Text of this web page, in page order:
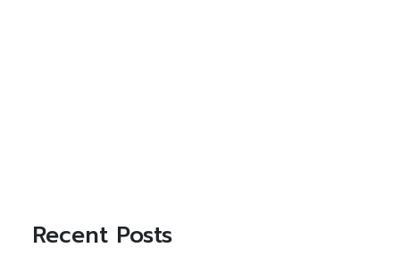
Recent Posts